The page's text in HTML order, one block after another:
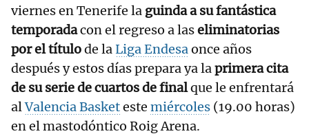
viernes en Tenerife la guinda a su fantástica
temporadacon el regreso a laseliminatorias
por el títulode laLiga Endesaonce años
después y estos días prepara ya laprimera cita
de su serie de cuartos de finalque le enfrentará
alValencia Basketeste miércoles (19.00 horas)
en el mastodóntico Roig Arena.